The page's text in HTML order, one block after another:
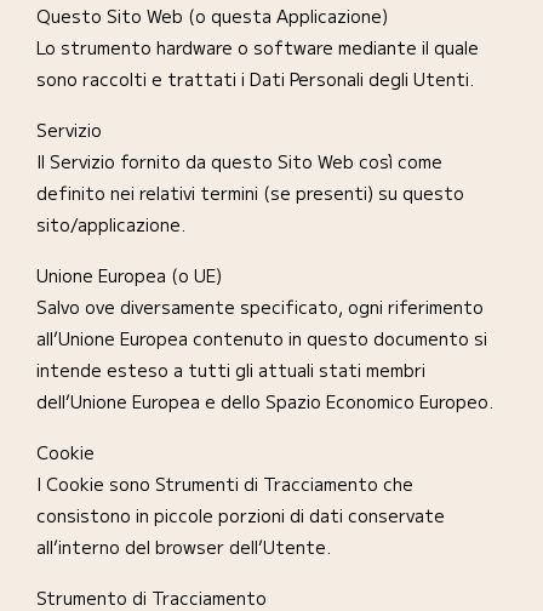
Questo Sito Web (o questa Applicazione)
Lo strumento hardware o software mediante il quale
sono raccolti e trattati i Dati Personali degli Utenti.
Servizio
Il Servizio fornito da questo Sito Web così come
definito nei relativi termini (se presenti) su questo
sito/applicazione.
Unione Europea (o UE)
Salvo ove diversamente specificato, ogni riferimento
all’Unione Europea contenuto in questo documento si
intende esteso a tutti gli attuali stati membri
dell’Unione Europea e dello Spazio Economico Europeo.
Cookie
I Cookie sono Strumenti di Tracciamento che
consistono in piccole porzioni di dati conservate
all’interno del browser dell’Utente.
Strumento di Tracciamento